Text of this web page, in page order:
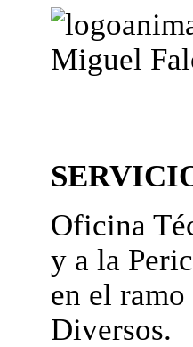
Miguel
Oficina
y a la
en el
Diversos.